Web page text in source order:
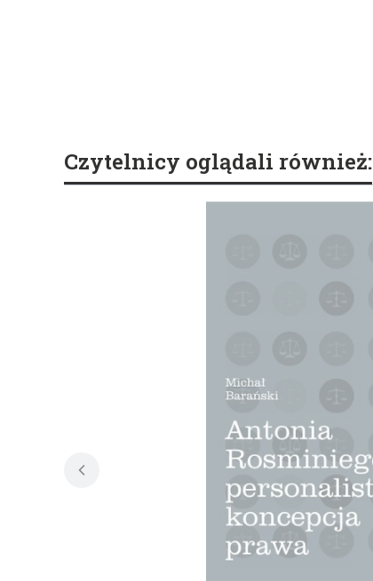
Czytelnicy oglądali również: